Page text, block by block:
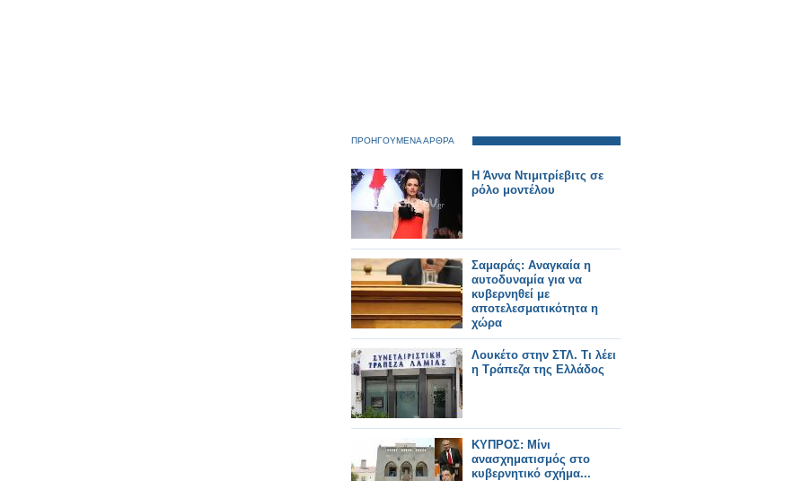
ΠΡΟΗΓΟΥΜΕΝΑ ΑΡΘΡΑ
Η Άννα Ντιμιτρίεβιτς σε
ρόλο μοντέλου
Σαμαράς: Αναγκαία η
αυτοδυναμία για να
κυβερνηθεί με
αποτελεσματικότητα η
χώρα
Λουκέτο στην ΣΤΛ. Τι λέει
η Τράπεζα της Ελλάδος
ΚΥΠΡΟΣ: Μίνι
ανασχηματισμός στο
κυβερνητικό σχήμα...